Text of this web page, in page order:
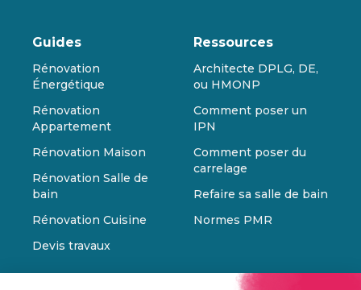
Guides
Rénovation
Énergétique
Rénovation
Appartement
Rénovation Maison
Rénovation Salle de
bain
Rénovation Cuisine
Devis travaux
Ressources
Architecte DPLG, DE,
ou HMONP
Comment poser un
IPN
Comment poser du
carrelage
Refaire sa salle de bain
Normes PMR